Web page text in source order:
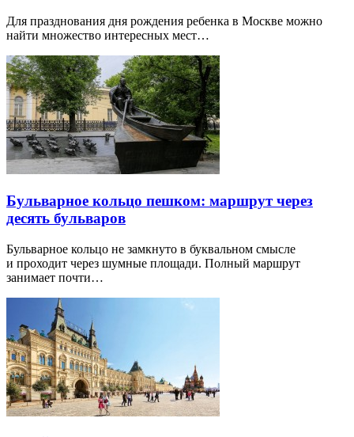
Для празднования дня рождения ребенка в Москве можно
найти множество интересных мест…
Бульварное кольцо пешком: маршрут через
десять бульваров
Бульварное кольцо не замкнуто в буквальном смысле
и проходит через шумные площади. Полный маршрут
занимает почти…